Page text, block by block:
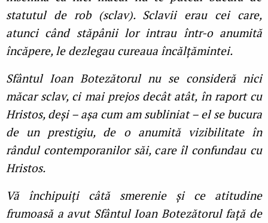
statutul de rob (sclav). Sclavii erau cei care,
atunci când stăpânii lor intrau într-o anumită
încăpere, le dezlegau cureaua încălţămintei.
Sfântul Ioan Botezătorul nu se consideră nici
măcar sclav, ci mai prejos decât atât, în raport cu
Hristos, deși – așa cum am subliniat – el se bucura
de un prestigiu, de o anumită vizibilitate în
rândul contemporanilor săi, care îl confundau cu
Hristos.
Vă închipuiţi câtă smerenie și ce atitudine
frumoasă a avut Sfântul Ioan Botezătorul faţă de